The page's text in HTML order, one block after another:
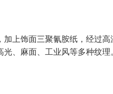
上饰面三聚氰胺纸，经过
、麻面、工业风等多种纹